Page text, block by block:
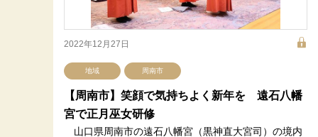
2022年12月27日
地域 周南市
【周南市】笑顔で気持ちよく新年を 遠石八幡
宮で正月巫女研修
山口県周南市の遠石八幡宮（黒神直大宮司）の境内